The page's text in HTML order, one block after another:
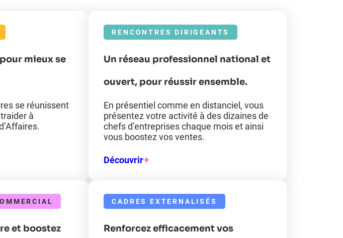
mieux se
se réunissent
à
RENCONTRES DIRIGEANTS
Un réseau professionnel national et
ouvert, pour réussir ensemble.
En présentiel comme en distanciel, vous
présentez votre activité à des dizaines de
chefs d’entreprises chaque mois et ainsi
vous boostez vos ventes.
Découvrir
et boostez
CADRES EXTERNALISÉS
Renforcez efficacement vos